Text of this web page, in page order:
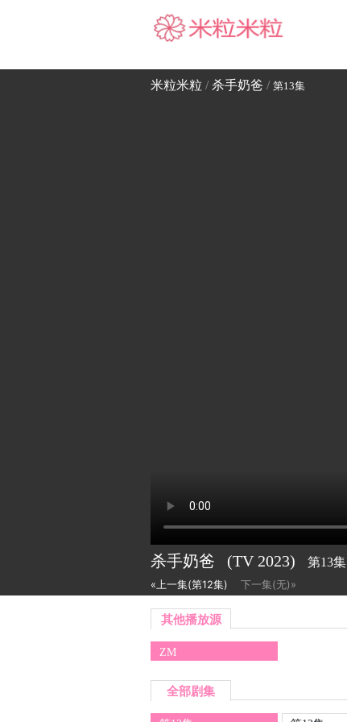
米粒米粒
米粒米粒 / 杀手奶爸 / 第13集
杀手奶爸 (TV 2023) 第13集
«上一集(第12集) 下一集(无)»
其他播放源
ZM
全部剧集